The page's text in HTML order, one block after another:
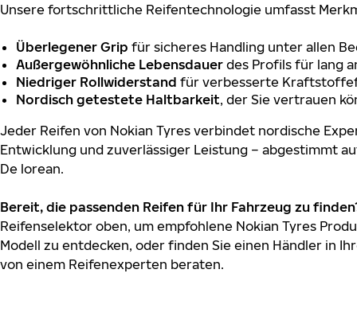
Unsere fortschrittliche Reifentechnologie umfasst
Überlegener Grip für sicheres Handling unter allen
Außergewöhnliche Lebensdauer des Profils für lang
Niedriger Rollwiderstand für verbesserte
Nordisch getestete Haltbarkeit, der Sie vertrauen
Jeder Reifen von Nokian Tyres verbindet nordische
Entwicklung und zuverlässiger Leistung – abgestimmt
De lorean.
Bereit, die passenden Reifen für Ihr Fahrzeug zu
Reifenselektor oben, um empfohlene Nokian Tyres
Modell zu entdecken, oder finden Sie einen Händler in
von einem Reifenexperten beraten.